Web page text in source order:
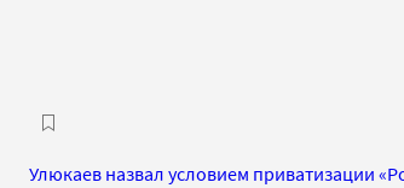
Улюкаев назвал условием приватизации